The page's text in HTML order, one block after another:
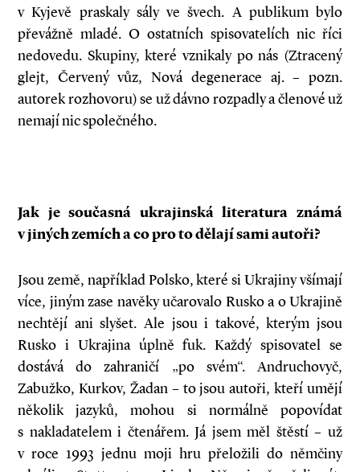
v Kyjevě praskaly sály ve švech. A publikum bylo
převážně mladé. O ostatních spisovatelích nic říci
nedovedu. Skupiny, které vznikaly po nás (Ztracený
glejt, Červený vůz, Nová degenerace aj. – pozn.
autorek rozhovoru) se už dávno rozpadly a členové už
nemají nic společného.
Jak je současná ukrajinská literatura známá
vjiných zemích aco pro to dělají sami autoři?
Jsou země, například Polsko, které si Ukrajiny všímají
více, jiným zase navěky učarovalo Rusko a o Ukrajině
nechtějí ani slyšet. Ale jsou i takové, kterým jsou
Rusko i Ukrajina úplně fuk. Každý spisovatel se
dostává do zahraničí „po svém“. Andruchovyč,
Zabužko, Kurkov, Žadan – to jsou autoři, kteří umějí
několik jazyků, mohou si normálně popovídat
s nakladatelem i čtenářem. Já jsem měl štěstí – už
v roce 1993 jednu moji hru přeložili do němčiny